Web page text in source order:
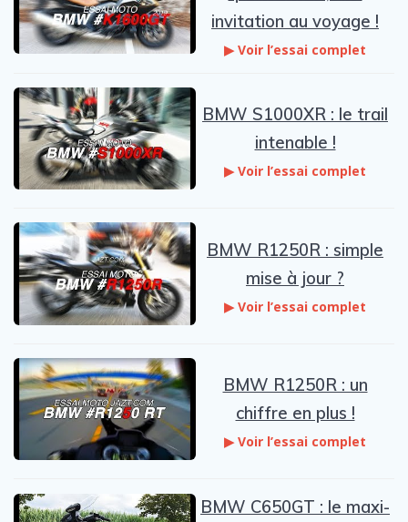
invitation au voyage !
▶ Voir l’essai complet
BMW S1000XR : le trail
intenable !
▶ Voir l’essai complet
BMW R1250R : simple
mise à jour ?
▶ Voir l’essai complet
BMW R1250R : un
chiffre en plus !
▶ Voir l’essai complet
BMW C650GT : le maxi-